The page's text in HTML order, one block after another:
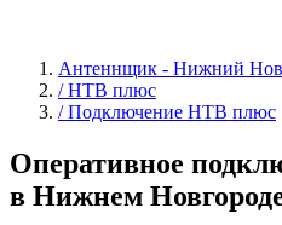
Антеннщик - Нижний
/ НТВ плюс
/ Подключение НТВ плюс
Оперативное
в Нижнем